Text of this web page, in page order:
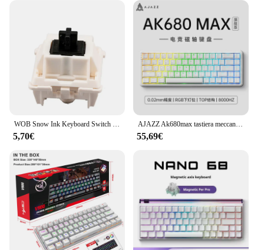
WOB Snow Ink Keyboard Switch Hot-swappable Linear Axis Pre-lubrificato tastiera meccanica albero Mahjong Sound personalizzato fai da te
5,70€
AJAZZ Ak680max tastiera meccanica ad asse magnetico contorno laterale inciso gaming cablato tastiera meccanica da viaggio con chiave regolabile RT
55,69€